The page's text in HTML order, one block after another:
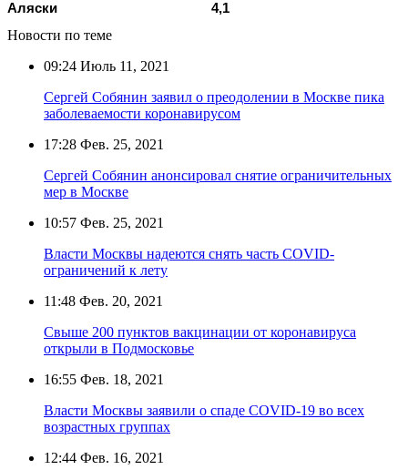
Аляски
4,1
Новости по теме
09:24 Июль 11, 2021
Сергей Собянин заявил о преодолении в Москве пика
заболеваемости коронавирусом
17:28 Фев. 25, 2021
Сергей Собянин анонсировал снятие ограничительных
мер в Москве
10:57 Фев. 25, 2021
Власти Москвы надеются снять часть COVID-
ограничений к лету
11:48 Фев. 20, 2021
Свыше 200 пунктов вакцинации от коронавируса
открыли в Подмосковье
16:55 Фев. 18, 2021
Власти Москвы заявили о спаде COVID-19 во всех
возрастных группах
12:44 Фев. 16, 2021